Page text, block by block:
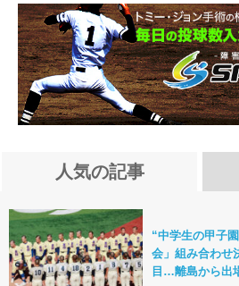
人気の記事
“中学生の甲子
会」組み合わ
目…離島から出